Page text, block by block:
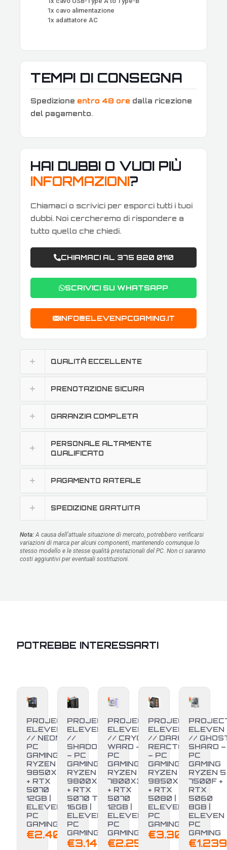
1x cavo alimentazione
1x adattatore AC
TEMPI DI CONSEGNA
Spedizione entro 48 ore dalla ricezione
del pagamento.
HAI DUBBI O VUOI PIÙ
INFORMAZIONI?
Chiamaci o scrivici per esporci tutti i tuoi
dubbi. Noi cercheremo di rispondere a
tutto quello che chiedi.
CHIAMACI AL 375 820 0110
SCRIVICI SU WHATSAPP
INFO@ELEVENPCGAMING.IT
QUALITÀ ECCELLENTE
PRENOTAZIONE SICURA
GARANZIA COMPLETA
PERSONALE ALTAMENTE
QUALIFICATO
PAGAMENTO RATEALE
SPEDIZIONE GRATUITA
Nota: A causa dell'attuale situazione di mercato, potrebbero verificarsi
variazioni di marca per alcuni componenti, mantenendo comunque lo
stesso modello e le stesse qualità prestazionali del PC. Non ci saranno
costi aggiuntivi per eventuali sostituzioni.
POTREBBE INTERESSARTI
PROJECT
ELEVEN
// NEON –
PC
GAMING
RYZEN 7
9850X3D
+ RTX
5070
12GB |
ELEVEN
PC
GAMING
€2.400,00
PROJECT
ELEVEN
//
SHADOW
– PC
GAMING
RYZEN 7
9800X3D
+ RTX
5070 TI
16GB |
ELEVEN
PC
GAMING
€3.149,00
PROJECT
ELEVEN
// CRYO
WARD –
PC
GAMING
RYZEN 7
7800X3D
+ RTX
5070
12GB |
ELEVEN
PC
GAMING
€2.250,00
NUOVO
PROJECT
ELEVEN
// DARK
REACTOR
– PC
GAMING
RYZEN 7
9850X3D
+ RTX
5080 |
ELEVEN
PC
GAMING
€3.300,00
ELEVEN
//
SHARD –
PC
GAMING
RYZEN 5
7500F +
RTX
5060
8GB |
ELEVEN
PC
GAMING
€